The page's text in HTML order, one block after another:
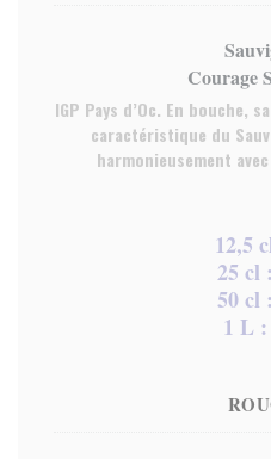
Courage
IGP Pays d’Oc. En bouche,
caractéristique du
harmonieusement
12,5
25 cl
50 cl
1 L